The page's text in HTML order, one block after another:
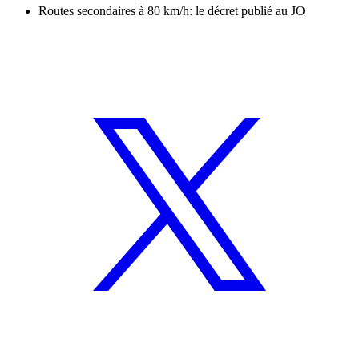
Routes secondaires à 80 km/h: le décret publié au JO